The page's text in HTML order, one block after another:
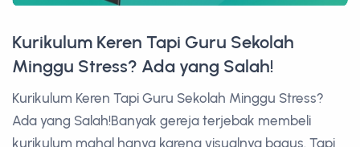
Kurikulum Keren Tapi Guru Sekolah
Minggu Stress? Ada yang Salah!
Kurikulum Keren Tapi Guru Sekolah Minggu Stress?
Ada yang Salah!Banyak gereja terjebak membeli
kurikulum mahal hanya karena visualnya bagus. Tapi